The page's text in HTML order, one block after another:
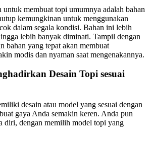
membuat topi umumnya adalah bahan
kemungkinan untuk menggunakan
dalam segala kondisi. Bahan ini lebih
lebih banyak diminati. Tampil dengan
bahan yang tepat akan membuat
modis dan nyaman saat mengenakannya.
Desain Topi sesuai
desain atau model yang sesuai dengan
gaya Anda semakin keren. Anda pun
diri, dengan memilih model topi yang